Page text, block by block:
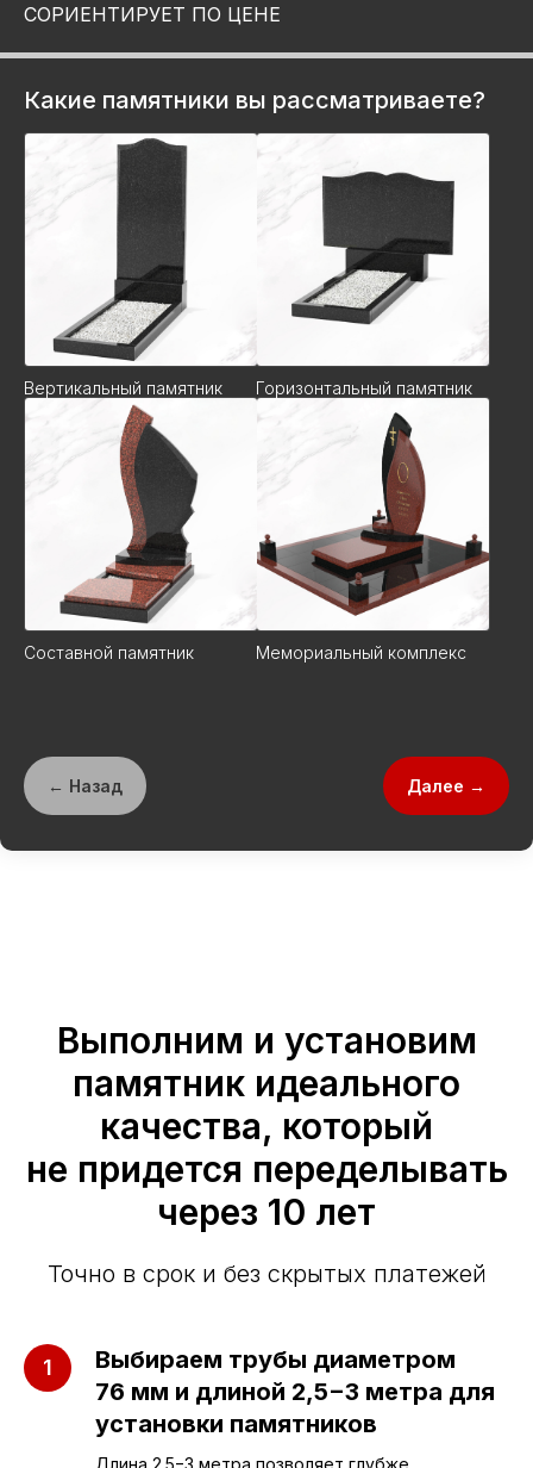
СОРИЕНТИРУЕТ ПО ЦЕНЕ
Какие памятники вы рассматриваете?
Вертикальный памятник Горизонтальный памятник
Составной памятник Мемориальный комплекс
← Назад Далее →
Выполним и установим
памятник идеального
качества, который
не придется переделывать
через 10 лет
Точно в срок и без скрытых платежей
Выбираем трубы диаметром
76 мм и длиной 2,5−3 метра для
установки памятников
Длина 2.5−3 метра позволяет глубже